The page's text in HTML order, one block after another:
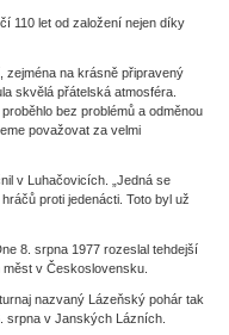
110 let od založení nejen díky
zejména na krásně připravený
skvělá přátelská atmosféra.
bez problémů a odměnou
považovat za velmi
v Luhačovicích. „Jedná se
proti jedenácti. Toto byl už
8. srpna 1977 rozeslal tehdejší
v Československu.
nazvaný Lázeňský pohár tak
srpna v Janských Lázních.